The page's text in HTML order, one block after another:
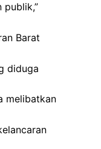
publik,”
Barat
diduga
melibatkan